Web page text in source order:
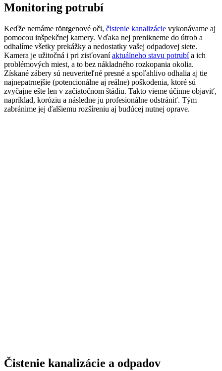
Monitoring potrubí
Keďže nemáme röntgenové oči, čistenie kanalizácie vykonávame aj
pomocou inšpekčnej kamery. Vďaka nej prenikneme do útrob a
odhalíme všetky prekážky a nedostatky vašej odpadovej siete.
Kamera je užitočná i pri zisťovaníaktuálneho stavu potrubía ich
problémových miest, a to bez nákladného rozkopania okolia.
Získané zábery sú neuveriteľné presné a spoľahlivo odhalia aj tie
najnepatrnejšie (potencionálne aj reálne) poškodenia, ktoré sú
zvyčajne ešte len v začiatočnom štádiu. Takto vieme účinne objaviť,
napríklad, koróziu a následne ju profesionálne odstrániť. Tým
zabránime jej ďalšiemu rozšíreniu aj budúcej nutnej oprave.
Čistenie kanalizácie a odpadov